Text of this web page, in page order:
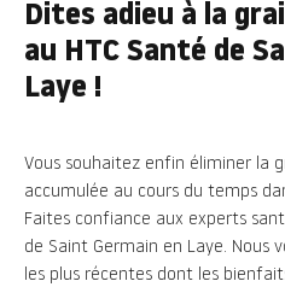
Dites adieu à la
au HTC Santé de
Laye !
Vous souhaitez enfin éliminer la
accumulée au cours du temps
Faites confiance aux experts
de Saint Germain en Laye. Nous
les plus récentes dont les